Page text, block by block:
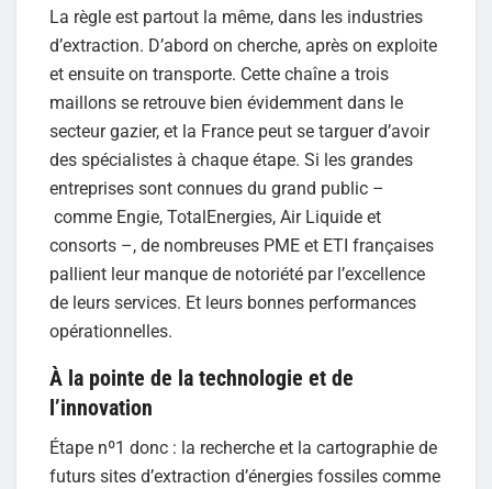
La règle est partout la même, dans les industries
d’extraction. D’abord on cherche, après on exploite
et ensuite on transporte. Cette chaîne a trois
maillons se retrouve bien évidemment dans le
secteur gazier, et la France peut se targuer d’avoir
des spécialistes à chaque étape. Si les grandes
entreprises sont connues du grand public –
comme Engie, TotalEnergies, Air Liquide et
consorts –, de nombreuses PME et ETI françaises
pallient leur manque de notoriété par l’excellence
de leurs services. Et leurs bonnes performances
opérationnelles.
À la pointe de la technologie et de
l’innovation
Étape nº1 donc : la recherche et la cartographie de
futurs sites d’extraction d’énergies fossiles comme